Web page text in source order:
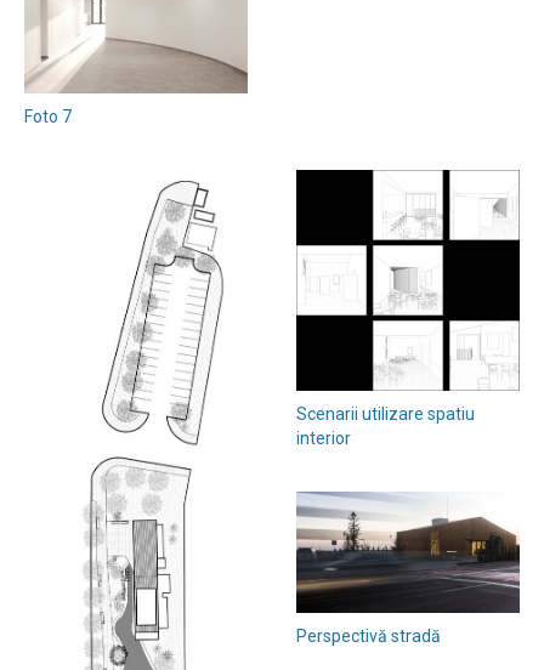
Foto 7
Scenarii utilizare spatiu
interior
Perspectivă stradă